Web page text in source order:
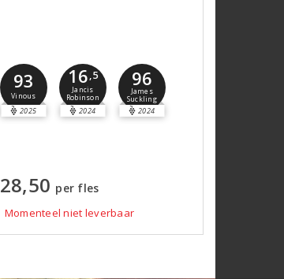
93
Vinous
2025
16,5
Jancis
Robinson
2024
96
James
Suckling
2024
28,50 per fles
Momenteel niet leverbaar